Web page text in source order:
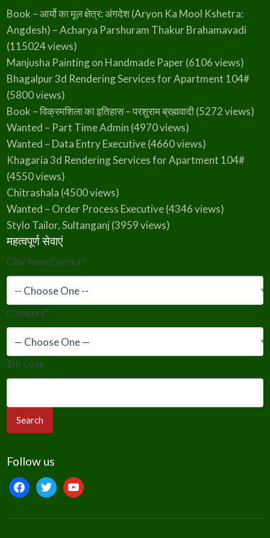
Book – आर्यो का मूल क्षेत्र: अंगदेश (Aryon Ka Mool Kshetra:
Angdesh) – Acharya Parshuram Thakur Brahamavadi
(115024 views)
Manjusha Painting on Handmade Paper(6106 views)
Bhagalpur 3d Rendering Services for Apartment 104#
(5800 views)
Book – विक्रमशिला का इतिहास – परशुराम ब्रह्मवादी(5272 views)
Wanted – Part Time Admin (4970 views)
Wanted – Data Entry Executive(4660 views)
Khagaria 3d Rendering Services for Apartment 104#
(4550 views)
Chitrashala (4500 views)
Wanted – Order Process Executive(4346 views)
Stylo Tailor, Sultanganj (3959 views)
महत्वपूर्ण सेवाएं
City/Town/District*
Category*
ZIP Code
Follow us
facebooktwitteryoutube